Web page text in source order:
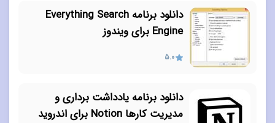
دانلود برنامه Everything Search
Engine برای ویندوز
5.0
دانلود برنامه یادداشت برداری و
مدیریت کارها Notion برای اندروید